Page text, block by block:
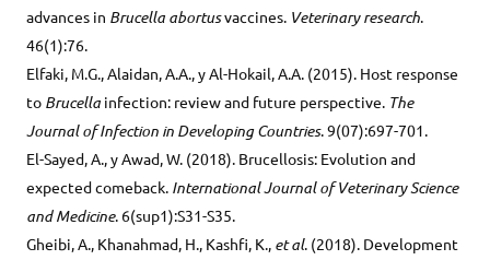
advances in Brucella abortusvaccines. Veterinary research.
46(1):76.
Elfaki, M.G., Alaidan, A.A., y Al-Hokail, A.A. (2015). Host response
to Brucella infection: review and future perspective. The
Journal of Infection in Developing Countries. 9(07):697-701.
El-Sayed, A., y Awad, W. (2018). Brucellosis: Evolution and
expected comeback. International Journal of Veterinary Science
and Medicine. 6(sup1):S31-S35.
Gheibi, A., Khanahmad, H., Kashfi, K., et al. (2018). Development